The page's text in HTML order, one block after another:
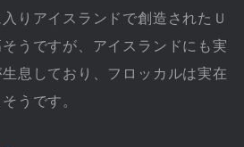
りアイスランドで創造されたＵ
うですが、アイスランドにも実
息しており、フロッカルは実在
うです。